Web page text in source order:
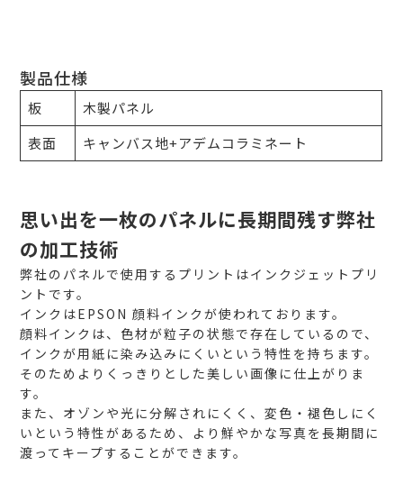
製品仕様
板
木製パネル
表面
キャンバス地+アデムコラミネート
思い出を一枚のパネルに長期間残す弊社
の加工技術
弊社のパネルで使用するプリントはインクジェットプリ
ントです。
インクはEPSON 顔料インクが使われております。
顔料インクは、色材が粒子の状態で存在しているので、
インクが用紙に染み込みにくいという特性を持ちます。
そのためよりくっきりとした美しい画像に仕上がりま
す。
また、オゾンや光に分解されにくく、変色・褪色しにく
いという特性があるため、より鮮やかな写真を長期間に
渡ってキープすることができます。